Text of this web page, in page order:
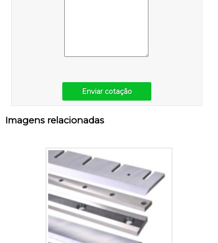
Enviar cotação
Imagens relacionadas